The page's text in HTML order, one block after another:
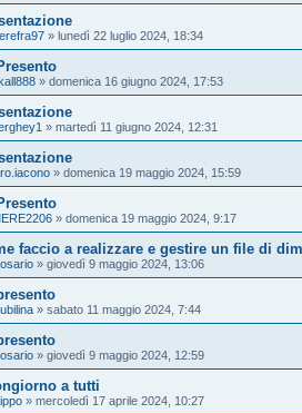
» lunedì 22 luglio 2024, 18:34
» domenica 16 giugno 2024, 17:53
» martedì 11 giugno 2024, 12:31
» domenica 19 maggio 2024, 15:59
» domenica 19 maggio 2024, 9:17
faccio a realizzare e gestire un file di
» giovedì 9 maggio 2024, 13:06
» sabato 11 maggio 2024, 7:44
» giovedì 9 maggio 2024, 12:59
a tutti
» mercoledì 17 aprile 2024, 10:27